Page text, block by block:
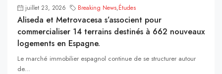
juillet 23, 2026 Breaking News,Études
Aliseda et Metrovacesa s’associent pour
commercialiser 14 terrains destinés à 662 nouveaux
logements en Espagne.
Le marché immobilier espagnol continue de se structurer autour
de...